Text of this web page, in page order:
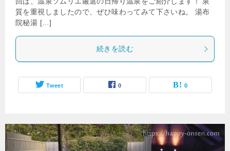
質を重視しましたので、ぜひ味わってみて下さいね。 湯布
院秘湯 […]
続きを読む
Tweet 0 0